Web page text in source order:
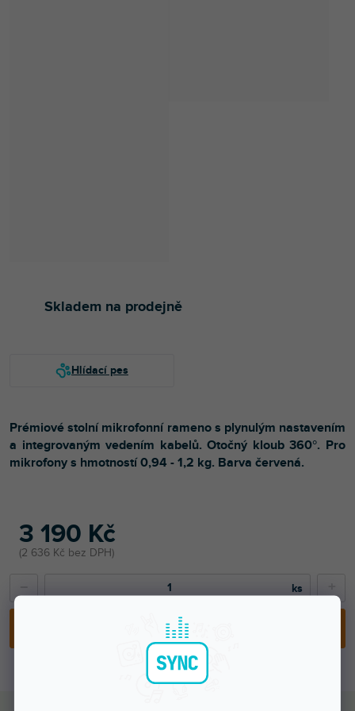
3 190 Kč
2 636 Kč bez DPH
Skladem na prodejně
PŘIDAT DO KOŠÍKU
Prémiové stolní mikrofonní rameno s plynulým nastavením
a integrovaným vedením kabelů. Otočný kloub 360°. Pro
mikrofony s hmotností 0,94 - 1,2 kg. Barva červená.